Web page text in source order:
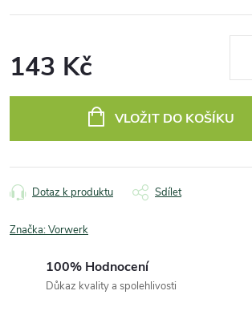
143 Kč
VLOŽIT DO KOŠÍKU
Dotaz k produktu Sdílet
Značka:Vorwerk
100% Hodnocení
Důkaz kvality a spolehlivosti